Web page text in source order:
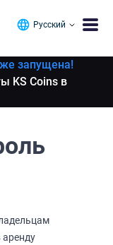
Русский
запущена!
KS Coins в